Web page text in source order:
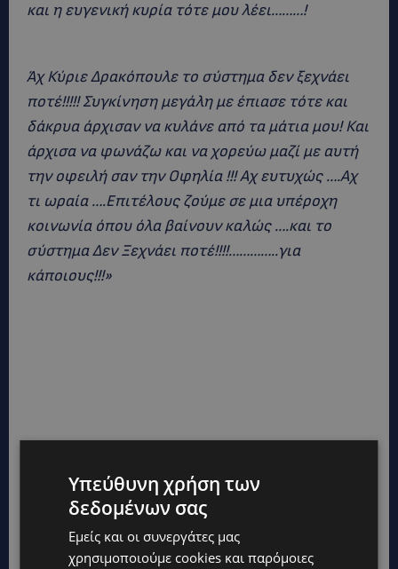
και η ευγενική κυρία τότε μου λέει………!
Άχ Κύριε Δρακόπουλε το σύστημα δεν ξεχνάει
ποτέ!!!!! Συγκίνηση μεγάλη με έπιασε τότε και
δάκρυα άρχισαν να κυλάνε από τα μάτια μου! Και
άρχισα να φωνάζω και να χορεύω μαζί με αυτή
την οφειλή σαν την Οφηλία !!! Αχ ευτυχώς ….Αχ
τι ωραία ….Επιτέλους ζούμε σε μια υπέροχη
κοινωνία όπου όλα βαίνουν καλώς ….και το
σύστημα Δεν Ξεχνάει ποτέ!!!!…………..για
κάποιους!!!»
Υπεύθυνη χρήση των
δεδομένων σας
Εμείς και οι συνεργάτες μας
χρησιμοποιούμε cookies και παρόμοιες